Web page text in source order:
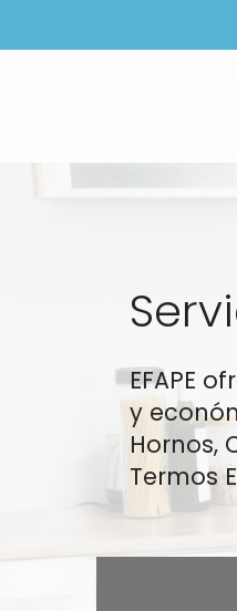
EFAPE
y
Hornos,
Termos